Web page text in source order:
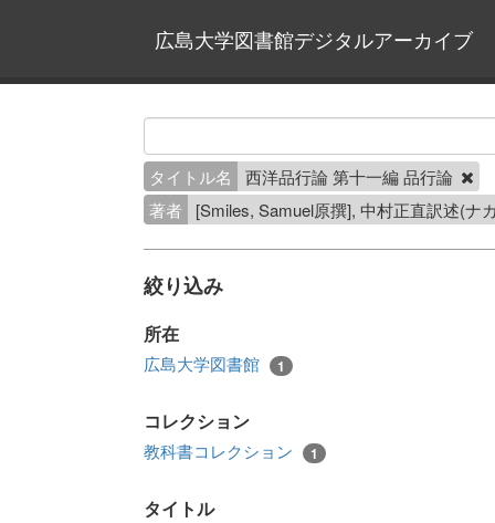
広島大学図書館デジタルアーカイブ
タイトル名
西洋品行論 第十一編 品行論
著者
[Smiles, Samuel原撰], 中村正直訳述(ナ
絞り込み
所在
広島大学図書館 1
コレクション
教科書コレクション 1
タイトル